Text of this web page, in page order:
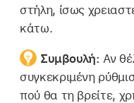
στήλη, ίσως
κάτω.
Συμβουλή: Αν
συγκεκριμένη
πού θα τη βρείτε,